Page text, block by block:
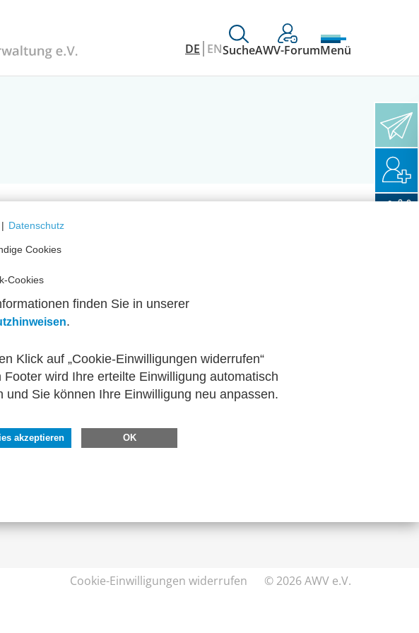
DE ENSucheAWV-ForumMenü
DIREKT ZU
Cookie-Einwilligungen widerrufen © 2026 AWV e.V.
| Datenschutz
Cookies
Cookies
finden Sie in unserer
.
Klick auf „Cookie-Einwilligungen widerrufen“
Footer wird Ihre erteilte Einwilligung automatisch
und Sie können Ihre Einwilligung neu anpassen.
akzeptieren OK